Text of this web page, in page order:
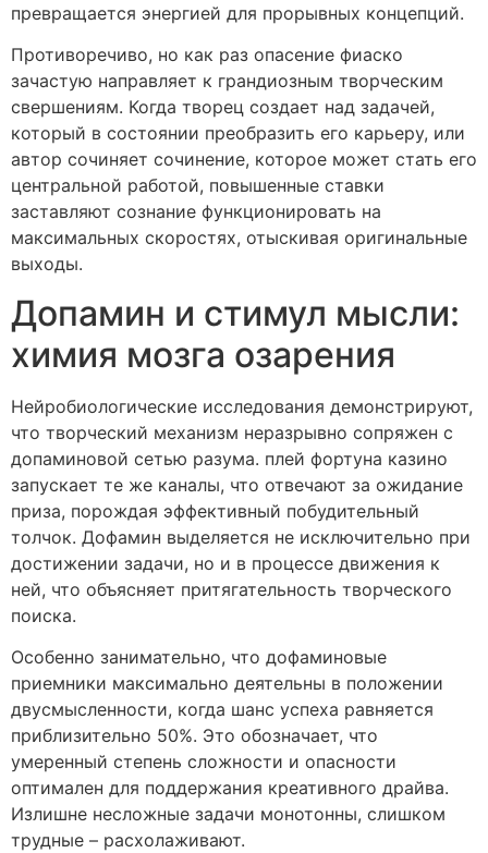
превращается энергией для прорывных концепций.
Противоречиво, но как раз опасение фиаско
зачастую направляет к грандиозным творческим
свершениям. Когда творец создает над задачей,
который в состоянии преобразить его карьеру, или
автор сочиняет сочинение, которое может стать его
центральной работой, повышенные ставки
заставляют сознание функционировать на
максимальных скоростях, отыскивая оригинальные
выходы.
Допамин и стимул мысли:
химия мозга озарения
Нейробиологические исследования демонстрируют,
что творческий механизм неразрывно сопряжен с
допаминовой сетью разума. плей фортуна казино
запускает те же каналы, что отвечают за ожидание
приза, порождая эффективный побудительный
толчок. Дофамин выделяется не исключительно при
достижении задачи, но и в процессе движения к
ней, что объясняет притягательность творческого
поиска.
Особенно занимательно, что дофаминовые
приемники максимально деятельны в положении
двусмысленности, когда шанс успеха равняется
приблизительно 50%. Это обозначает, что
умеренный степень сложности и опасности
оптимален для поддержания креативного драйва.
Излишне несложные задачи монотонны, слишком
трудные – расхолаживают.